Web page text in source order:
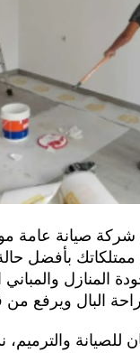
صيانة عامة
بأفضل
المنازل والمباني
البال ويرفع من
والترميم،